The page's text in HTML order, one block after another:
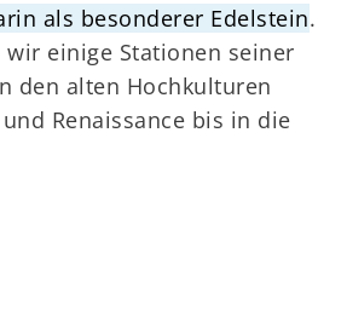
als besonderer Edelstein.
einige Stationen seiner
den alten Hochkulturen
Renaissance bis in die